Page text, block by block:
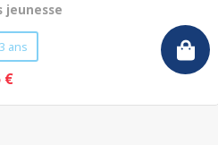
jeunesse
ans
€